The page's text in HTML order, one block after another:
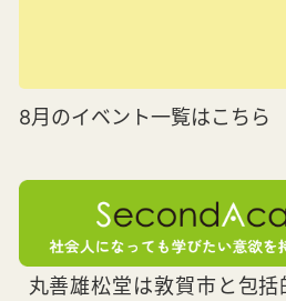
8月のイベント一覧はこちら
丸善雄松堂は敦賀市と包